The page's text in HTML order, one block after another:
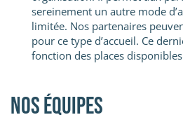
sereinement un autre mode
limitée. Nos partenaires
pour ce type d’accueil. Ce
fonction des places
Nos équipes